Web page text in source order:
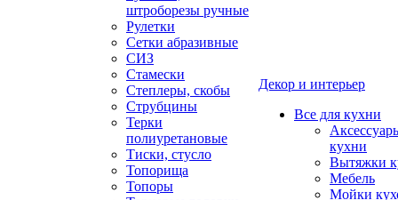
штроборезы ручные
Рулетки
Сетки абразивные
СИЗ
Стамески
Степлеры, скобы
Струбцины
Терки
полиуретановые
Тиски, стусло
Топорища
Топоры
Декор и интерьер
Все для кухни
кухни
Вытяжки
Мебель
Мойки